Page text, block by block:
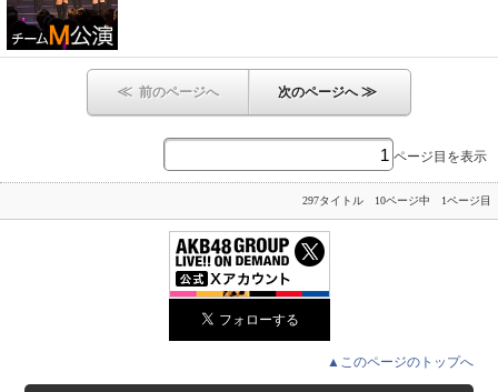
≪ 前のページへ 次のページへ≫
ページ目を表示
297タイトル 10ページ中 1ページ目
▲このページのトップへ